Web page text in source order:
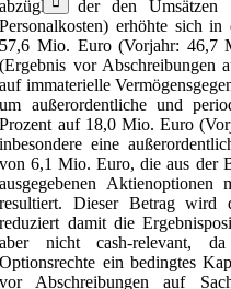
abzüglich der den Umsätzen
Personalkosten) erhöhte sich
57,6 Mio. Euro (Vorjahr: 46,7
(Ergebnis vor Abschreibungen
auf immaterielle
um außerordentliche und
Prozent auf 18,0 Mio. Euro
inbesondere eine
von 6,1 Mio. Euro, die aus der
ausgegebenen
resultiert. Dieser Betrag wird
reduziert damit die
aber nicht cash-relevant,
Optionsrechte ein bedingtes
vor Abschreibungen auf